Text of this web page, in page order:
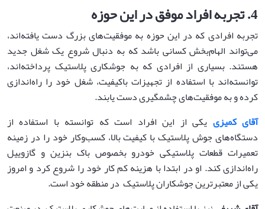
4. تجربه افراد موفق در این حوزه
تجربه افرادی که در این حوزه به موفقیت‌های بزرگ دست یافته‌اند،
می‌تواند الهام‌بخش کسانی باشد که به دنبال شروع یک شغل جدید
هستند. بسیاری از افرادی که به جوشکاری پلاستیک پرداخته‌اند،
توانسته‌اند با استفاده از تجهیزات باکیفیت، شغل خود را راه‌اندازی
کرده و به موفقیت‌های چشمگیری دست یابند.
آقای کمیزی یکی از این افراد است که توانسته با استفاده از
دستگاه‌های جوش پلاستیک با کیفیت بالا، کسب‌وکار خود را در زمینه
تعمیرات قطعات پلاستیکی خودرو بخصوص باک بنزین و گازوییل
راه‌اندازی کند. او در ابتدا با هزینه کم کار خود را شروع کرد و امروز
یکی از معتبرترین جوشکاران پلاستیک در منطقه خود است.